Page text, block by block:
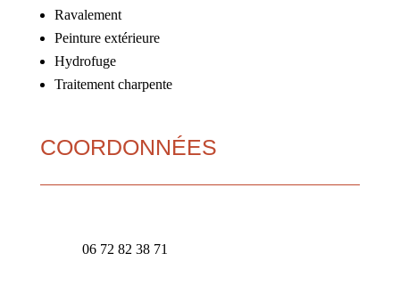
Ravalement
Peinture extérieure
Hydrofuge
Traitement charpente
COORDONNÉES
06 72 82 38 71